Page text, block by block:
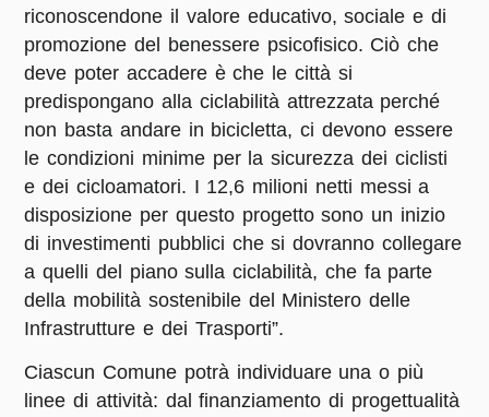
riconoscendone il valore educativo, sociale e di
promozione del benessere psicofisico. Ciò che
deve poter accadere è che le città si
predispongano alla ciclabilità attrezzata perché
non basta andare in bicicletta, ci devono essere
le condizioni minime per la sicurezza dei ciclisti
e dei cicloamatori. I 12,6 milioni netti messi a
disposizione per questo progetto sono un inizio
di investimenti pubblici che si dovranno collegare
a quelli del piano sulla ciclabilità, che fa parte
della mobilità sostenibile del Ministero delle
Infrastrutture e dei Trasporti”.
Ciascun Comune potrà individuare una o più
linee di attività: dal finanziamento di progettualità